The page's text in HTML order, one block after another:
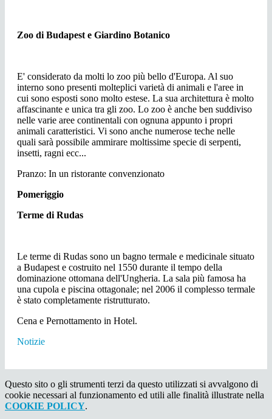
Zoo di Budapest e Giardino Botanico
E' considerato da molti lo zoo più bello d'Europa. Al suo
interno sono presenti molteplici varietà di animali e l'aree in
cui sono esposti sono molto estese. La sua architettura è molto
affascinante e unica tra gli zoo. Lo zoo è anche ben suddiviso
nelle varie aree continentali con ognuna appunto i propri
animali caratteristici. Vi sono anche numerose teche nelle
quali sarà possibile ammirare moltissime specie di serpenti,
insetti, ragni ecc...
Pranzo: In un ristorante convenzionato
Pomeriggio
Terme di Rudas
Le terme di Rudas sono un bagno termale e medicinale situato
a Budapest e costruito nel 1550 durante il tempo della
dominazione ottomana dell'Ungheria. La sala più famosa ha
una cupola e piscina ottagonale; nel 2006 il complesso termale
è stato completamente ristrutturato.
Cena e Pernottamento in Hotel.
Notizie
Questo sito o gli strumenti terzi da questo utilizzati si avvalgono di
cookie necessari al funzionamento ed utili alle finalità illustrate nella
COOKIE POLICY.